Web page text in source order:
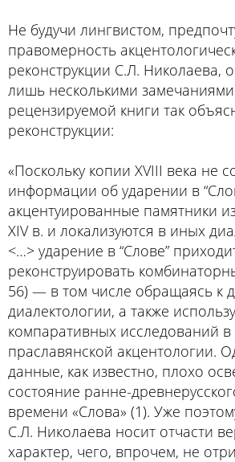
Не будучи лингвистом,
правомерность
реконструкции С.Л. Николаева,
лишь несколькими
рецензируемой книги так
реконструкции:
«Поскольку копии XVIII века не
информации об ударении в
акцентуированные памятники
XIV в. и локализуются в иных
<…> ударение в “Слове”
реконструировать
56) — в том числе обращаясь к
диалектологии, а также
компаративных исследований в
праславянской акцентологии.
данные, как известно, плохо
состояние ранне-
времени «Слова» (1). Уже
С.Л. Николаева носит отчасти
характер, чего, впрочем, не